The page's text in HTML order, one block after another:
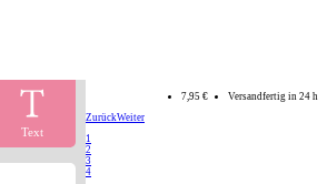
7,95 € Versandfertig in 24 h
Text
ZurückWeiter
1
2
3
4